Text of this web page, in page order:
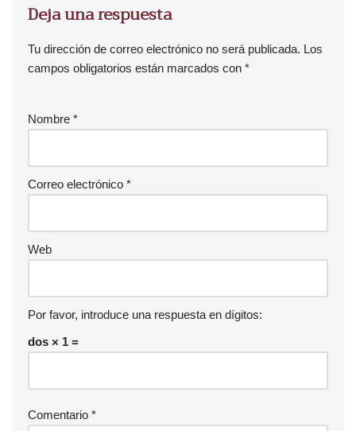
Deja una respuesta
Tu dirección de correo electrónico no será publicada. Los
campos obligatorios están marcados con *
Nombre *
Correo electrónico *
Web
Por favor, introduce una respuesta en dígitos:
dos × 1 =
Comentario *